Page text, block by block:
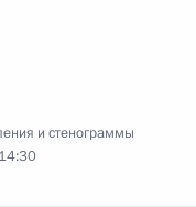
и стенограммы